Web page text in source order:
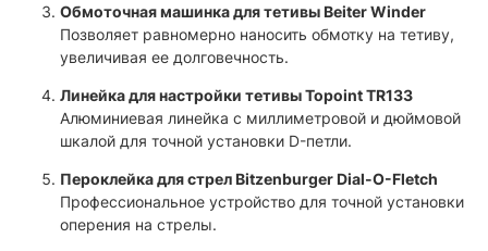
Обмоточная машинка для тетивы Beiter Winder
Позволяет равномерно наносить обмотку на тетиву,
увеличивая ее долговечность.
Линейка для настройки тетивы Topoint TR133
Алюминиевая линейка с миллиметровой и дюймовой
шкалой для точной установки D-петли.
Пероклейка для стрел Bitzenburger Dial-O-Fletch
Профессиональное устройство для точной установки
оперения на стрелы.